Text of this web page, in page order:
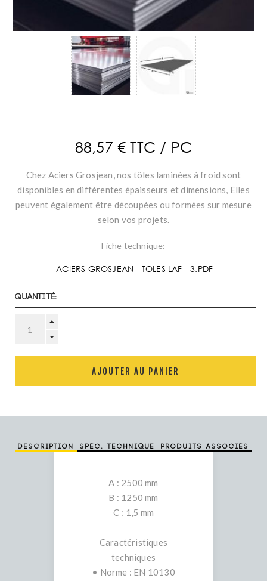
88,57 € TTC / PC
Chez Aciers Grosjean, nos tôles laminées à froid sont
disponibles en différentes épaisseurs et dimensions, Elles
peuvent également être découpées ou formées sur mesure
selon vos projets.
Fiche technique:
ACIERS GROSJEAN - TOLES LAF - 3.PDF
Quantité:
AJOUTER AU PANIER
Description Spéc. technique Produits associés
A : 2500 mm
B : 1250 mm
C : 1,5 mm
Caractéristiques
techniques
• Norme : EN 10130